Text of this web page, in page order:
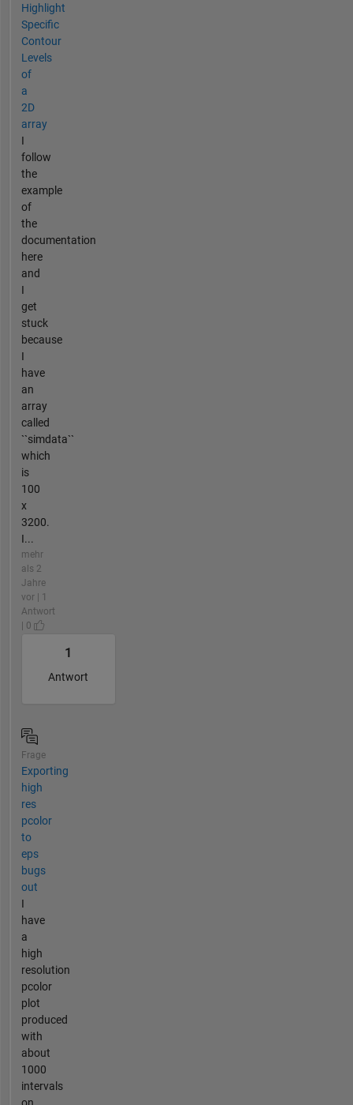
Highlight
Specific
Contour
Levels
of
a
2D
array
I
follow
the
example
of
the
documentation
here
and
I
get
stuck
because
I
have
an
array
called
``simdata``
which
is
100
x
3200.
I...
mehr
als 2
Jahre
vor | 1
Antwort
| 0
1
Antwort
Frage
Exporting
high
res
pcolor
to
eps
bugs
out
I
have
a
high
resolution
pcolor
plot
produced
with
about
1000
intervals
on